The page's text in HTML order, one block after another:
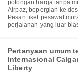
potongan harga tanpa
Airpaz, bepergian ke
Pesan tiket pesawat
perjalanan yang luar
Pertanyaan umum
Internasional
Liberty